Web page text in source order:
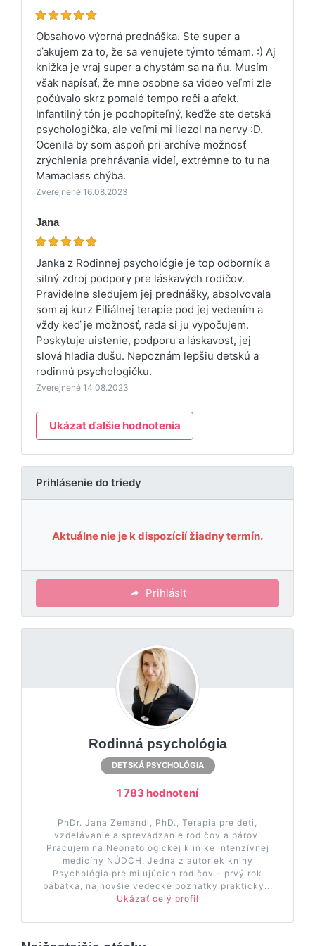
Obsahovo výorná prednáška. Ste super a
ďakujem za to, že sa venujete týmto témam. :) Aj
knižka je vraj super a chystám sa na ňu. Musím
však napísať, že mne osobne sa video veľmi zle
počúvalo skrz pomalé tempo reči a afekt.
Infantilný tón je pochopiteľný, keďže ste detská
psychologička, ale veľmi mi liezol na nervy :D.
Ocenila by som aspoň pri archíve možnosť
zrýchlenia prehrávania videí, extrémne to tu na
Mamaclass chýba.
Zverejnené 16.08.2023
Jana
Janka z Rodinnej psychológie je top odborník a
silný zdroj podpory pre láskavých rodičov.
Pravidelne sledujem jej prednášky, absolvovala
som aj kurz Filiálnej terapie pod jej vedením a
vždy keď je možnosť, rada si ju vypočujem.
Poskytuje uistenie, podporu a láskavosť, jej
slová hladia dušu. Nepoznám lepšiu detskú a
rodinnú psychologičku.
Zverejnené 14.08.2023
Ukázat ďalšie hodnotenia
Prihlásenie do triedy
Aktuálne nie je k dispozícií žiadny termín.
Prihlásiť
Rodinná psychológia
DETSKÁ PSYCHOLÓGIA
1 783 hodnotení
PhDr. Jana Zemandl, PhD., Terapia pre deti,
vzdelávanie a sprevádzanie rodičov a párov.
Pracujem na Neonatologickej klinike intenzívnej
medicíny NÚDCH. Jedna z autoriek knihy
Psychológia pre milujúcich rodičov - prvý rok
bábätka, najnovšie vedecké poznatky prakticky...
Ukázať celý profil